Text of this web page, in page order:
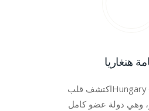
هنغاريا
Hungary Golden Visaاكتشف قلب
وهي دولة عضو كامل